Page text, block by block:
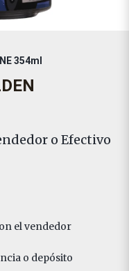
354ml
o Efectivo
el vendedor
o depósito